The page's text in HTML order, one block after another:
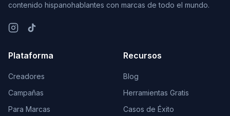
contenido hispanohablantes con marcas de todo el mundo.
Plataforma
Creadores
Campañas
Para Marcas
Recursos
Blog
Herramientas Gratis
Casos de Éxito